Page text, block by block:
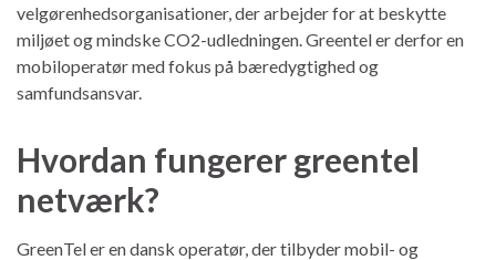
velgørenhedsorganisationer, der arbejder for at beskytte
miljøet og mindske CO2-udledningen. Greentel er derfor en
mobiloperatør med fokus på bæredygtighed og
samfundsansvar.
Hvordan fungerer greentel
netværk?
GreenTel er en dansk operatør, der tilbyder mobil- og